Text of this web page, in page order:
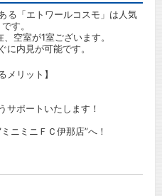
る「エトワールコスモ」は人気
す。
空室が1室ございます。
に内見が可能です。
メリット】
サポートいたします！
ニミニＦＣ伊那店”へ！